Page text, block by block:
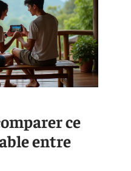
ce
entre